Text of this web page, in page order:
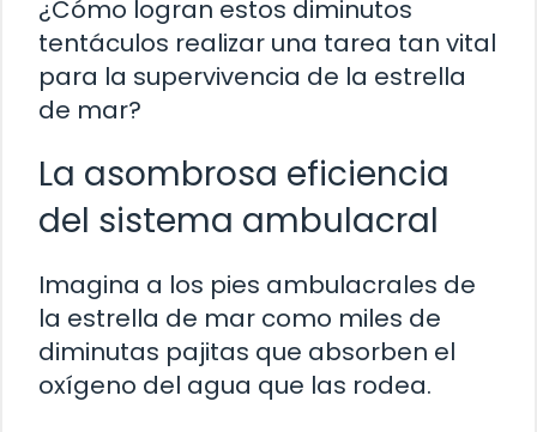
¿Cómo logran estos diminutos
tentáculos realizar una tarea tan vital
para la supervivencia de la estrella
de mar?
La asombrosa eficiencia
del sistema ambulacral
Imagina a los pies ambulacrales de
la estrella de mar como miles de
diminutas pajitas que absorben el
oxígeno del agua que las rodea.